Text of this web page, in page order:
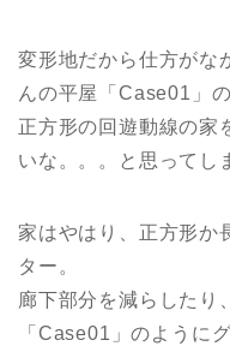
変形地だから仕方がな
んの平屋「Case01」
正方形の回遊動線の家
いな。。。と思ってし
家はやはり、正方形か
ター。
廊下部分を減らしたり
「Case01」のように